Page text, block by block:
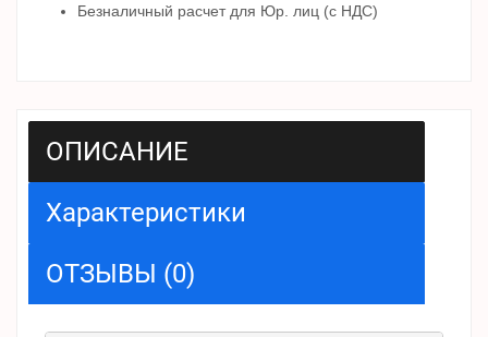
Безналичный расчет для Юр. лиц (с НДС)
ОПИСАНИЕ
Характеристики
ОТЗЫВЫ (0)